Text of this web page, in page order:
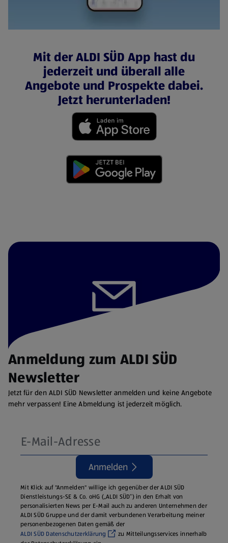
Mit der ALDI SÜD App hast du
jederzeit und überall alle
Angebote und Prospekte dabei.
Jetzt herunterladen!
Anmeldung zum ALDI SÜD
Newsletter
Jetzt für den ALDI SÜD Newsletter anmelden und keine Angebote
mehr verpassen! Eine Abmeldung ist jederzeit möglich.
Anmelden
Mit Klick auf "Anmelden" willige ich gegenüber der ALDI SÜD
Dienstleistungs-SE & Co. oHG („ALDI SÜD“) in den Erhalt von
personalisierten News per E-Mail auch zu anderen Unternehmen der
ALDI SÜD Gruppe und der damit verbundenen Verarbeitung meiner
personenbezogenen Daten gemäß der
ALDI SÜD Datenschutzerklärung
zu Mitteilungsservices innerhalb